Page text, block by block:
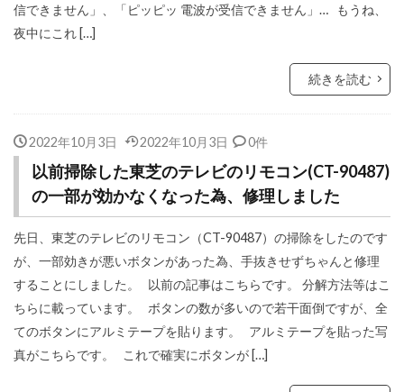
信できません」、「ピッピッ 電波が受信できません」… もうね、
夜中にこれ […]
続きを読む
2022年10月3日 2022年10月3日 0件
以前掃除した東芝のテレビのリモコン(CT-90487)
の一部が効かなくなった為、修理しました
先日、東芝のテレビのリモコン（CT-90487）の掃除をしたのです
が、一部効きが悪いボタンがあった為、手抜きせずちゃんと修理
することにしました。 以前の記事はこちらです。 分解方法等はこ
ちらに載っています。 ボタンの数が多いので若干面倒ですが、全
てのボタンにアルミテープを貼ります。 アルミテープを貼った写
真がこちらです。 これで確実にボタンが […]